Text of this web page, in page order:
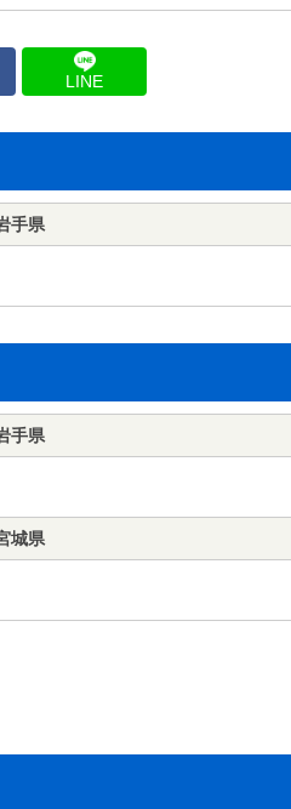
LINE
手県
手県
城県